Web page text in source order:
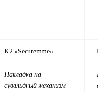
K2 «Securemme»
Накладка на
сувальдный механизм